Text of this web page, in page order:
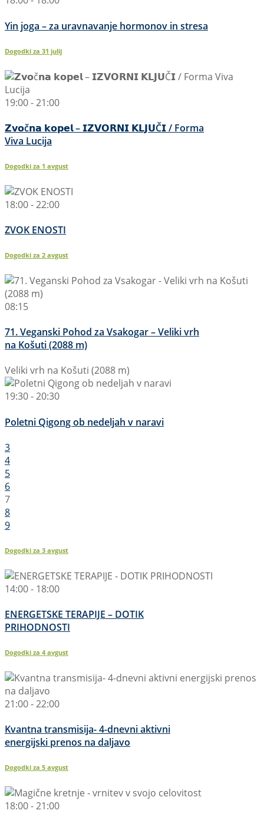
Yin joga – za uravnavanje hormonov in stresa
Dogodki za 31 julij
19:00 - 21:00
𝗭𝘃𝗼č𝗻𝗮 𝗸𝗼𝗽𝗲𝗹 – 𝗜𝗭𝗩𝗢𝗥𝗡𝗜 𝗞𝗟𝗝𝗨Č𝗜 / Forma
Viva Lucija
Dogodki za 1 avgust
18:00 - 22:00
ZVOK ENOSTI
Dogodki za 2 avgust
08:15
71. Veganski Pohod za Vsakogar – Veliki vrh
na Košuti (2088 m)
Veliki vrh na Košuti (2088 m)
19:30 - 20:30
Poletni Qigong ob nedeljah v naravi
3
4
5
6
7
8
9
Dogodki za 3 avgust
14:00 - 18:00
ENERGETSKE TERAPIJE – DOTIK
PRIHODNOSTI
Dogodki za 4 avgust
21:00 - 22:00
Kvantna transmisija- 4-dnevni aktivni
energijski prenos na daljavo
Dogodki za 5 avgust
18:00 - 21:00